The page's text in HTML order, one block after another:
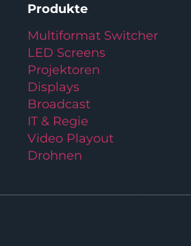
Produkte
Multiformat Switcher
LED Screens
Projektoren
Displays
Broadcast
IT & Regie
Video Playout
Drohnen